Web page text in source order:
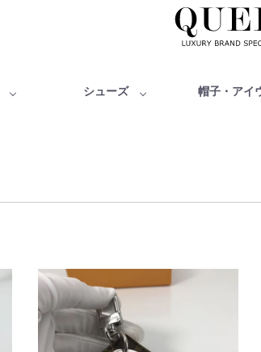
シューズ 帽子・アイ